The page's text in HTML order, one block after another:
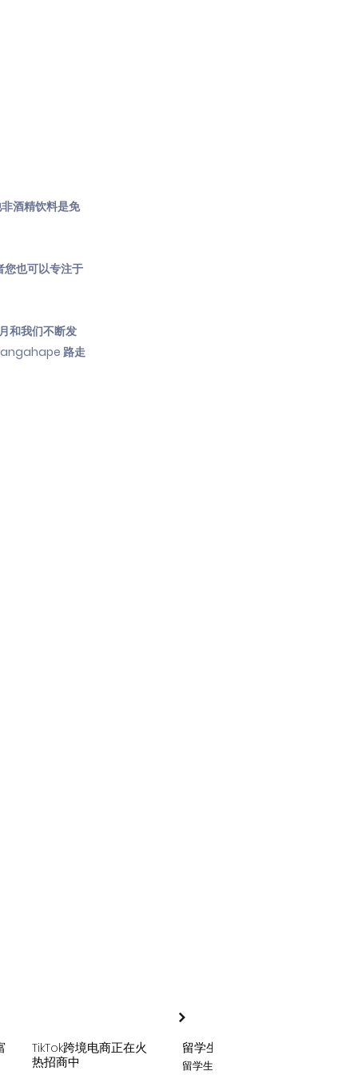
酒精饮料是免
也可以专注于
和我们不断发
路走
TikTok跨境电商正在火
热招商中
留学生贷款
留学生贷款专业平台